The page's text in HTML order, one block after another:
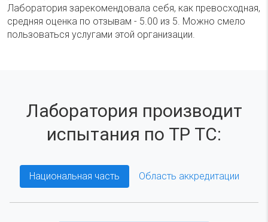
Лаборатория зарекомендовала себя, как превосходная,
средняя оценка по отзывам - 5.00 из 5. Можно смело
пользоваться услугами этой организации.
Лаборатория производит
испытания по ТР ТС:
Национальная часть Область аккредитации